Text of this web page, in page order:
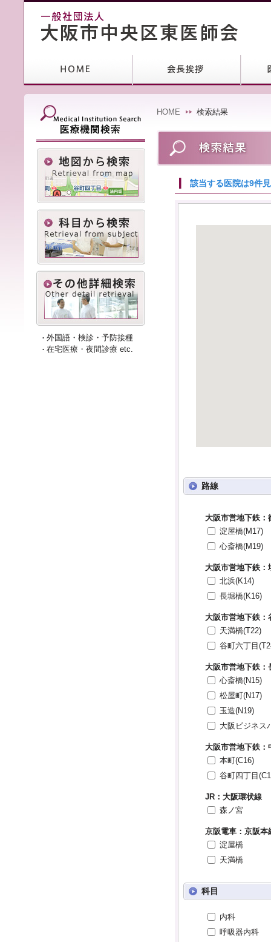
HOME 検索結果
該当する医院は9件
路線
大阪市営地下鉄：
淀屋橋(M17)
心斎橋(M19)
大阪市営地下鉄：
北浜(K14)
長堀橋(K16)
大阪市営地下鉄：
天満橋(T22)
谷町六丁目
大阪市営地下鉄：
心斎橋(N15)
松屋町(N17)
玉造(N19)
大阪ビジネス
大阪市営地下鉄：
本町(C16)
谷町四丁目
JR：大阪環状線
森ノ宮
京阪電車：京阪本
淀屋橋
天満橋
科目
内科
呼吸器内科
外国語・検診・予防接種
在宅医療・夜間診療 etc.